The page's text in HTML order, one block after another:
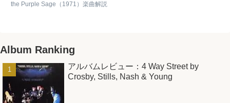
the Purple Sage（1971）楽曲解説
Album Ranking
アルバムレビュー：4 Way Street by
Crosby, Stills, Nash & Young